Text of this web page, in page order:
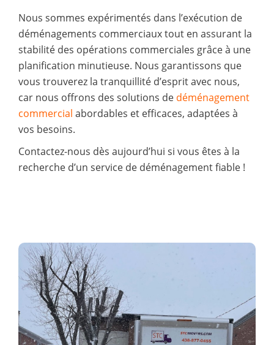
Nous sommes expérimentés dans l’exécution de
déménagements commerciaux tout en assurant la
stabilité des opérations commerciales grâce à une
planification minutieuse. Nous garantissons que
vous trouverez la tranquillité d’esprit avec nous,
car nous offrons des solutions de déménagement
commercial abordables et efficaces, adaptées à
vos besoins.
Contactez-nous dès aujourd’hui si vous êtes à la
recherche d’un service de déménagement fiable !